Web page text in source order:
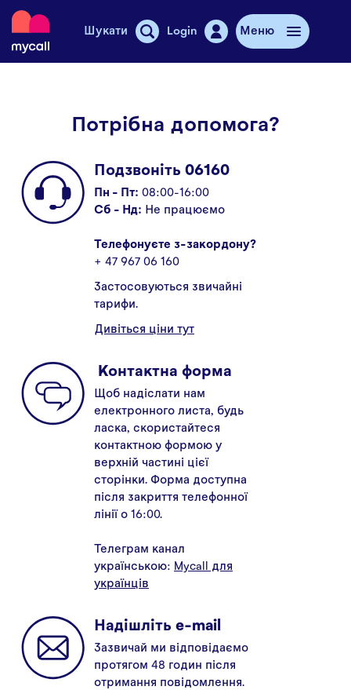
Mycall
Шукати Login Меню
Мобільні тарифи
Магазини Mycall
Додатковий інтернет
Смартфони
Служба підтримки користувачів
Звʼяжіться з нами
Потрібна допомога?
Подзвоніть 06160
Пн - Пт: 08:00-16:00
Сб - Нд: Не працюємо
Телефонуєте з-закордону?
+ 47 967 06 160
Застосовуються звичайні
тарифи.
Дивіться ціни тут
Kонтактна форма
Щоб надіслати нам
електронного листа, будь
ласка, скористайтеся
контактною формою у
верхній частині цієї
сторінки. Форма доступна
після закриття телефонної
лінії о 16:00.
Телеграм канал
українською: Mycall для
українців
Надішліть e-mail
Зазвичай ми відповідаємо
протягом 48 годин після
отримання повідомлення.